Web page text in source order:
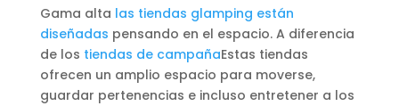
Gama alta las tiendas glamping están
diseñadas pensando en el espacio. A diferencia
de los tiendas de campañaEstas tiendas
ofrecen un amplio espacio para moverse,
guardar pertenencias e incluso entretener a los